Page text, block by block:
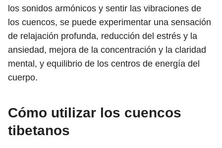
los sonidos armónicos y sentir las vibraciones de
los cuencos, se puede experimentar una sensación
de relajación profunda, reducción del estrés y la
ansiedad, mejora de la concentración y la claridad
mental, y equilibrio de los centros de energía del
cuerpo.
Cómo utilizar los cuencos
tibetanos